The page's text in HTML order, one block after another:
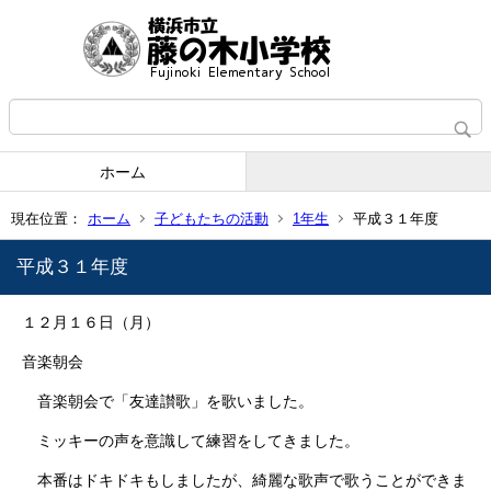
ホーム
現在位置： ホーム 子どもたちの活動 1年生 平成３１年度
平成３１年度
１２月１６日（月）
音楽朝会
音楽朝会で「友達讃歌」を歌いました。
ミッキーの声を意識して練習をしてきました。
本番はドキドキもしましたが、綺麗な歌声で歌うことができま